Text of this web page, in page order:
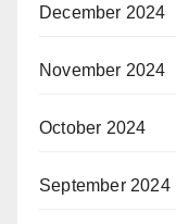
December 2024
November 2024
October 2024
September 2024